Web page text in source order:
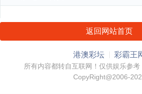
返回网站首页
港澳彩坛 彩霸王
所有内容都转自互联网！仅供娱乐参考
CopyRight@2006-